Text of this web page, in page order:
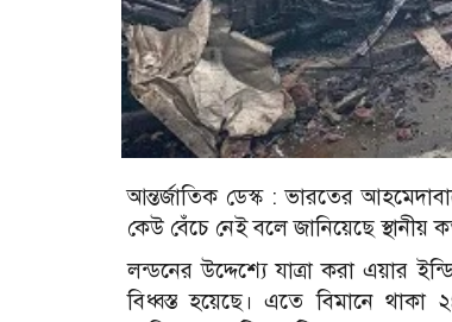
আন্তর্জাতিক ডেস্ক :ভারতের
কেউ বেঁচে নেই বলে জানিয়েছে স্থানীয়
লন্ডনের উদ্দেশ্যে যাত্রা করা এয়ার
বিধ্বস্ত হয়েছে। এতে বিমানে